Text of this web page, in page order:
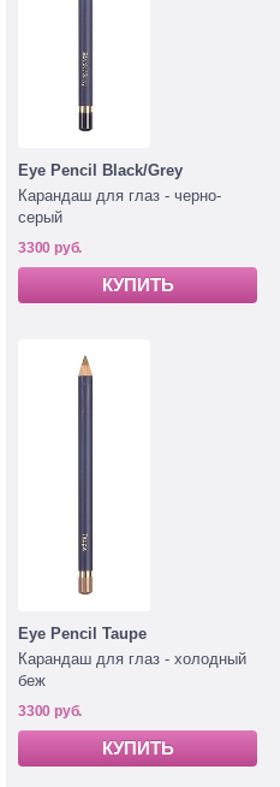
Eye Pencil Black/Grey
Карандаш для глаз - черно-
серый
3300 руб.
КУПИТЬ
Eye Pencil Taupe
Карандаш для глаз - холодный
беж
3300 руб.
КУПИТЬ